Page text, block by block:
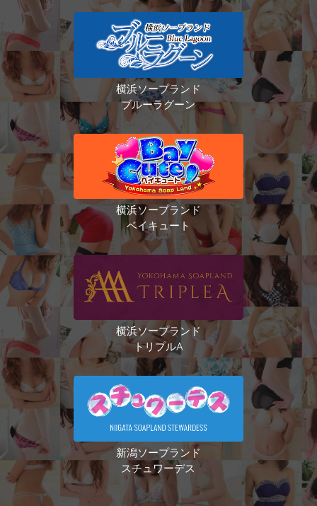
横浜ソープランド
ブルーラグーン
横浜ソープランド
ベイキュート
横浜ソープランド
トリプルA
新潟ソープランド
スチュワーデス